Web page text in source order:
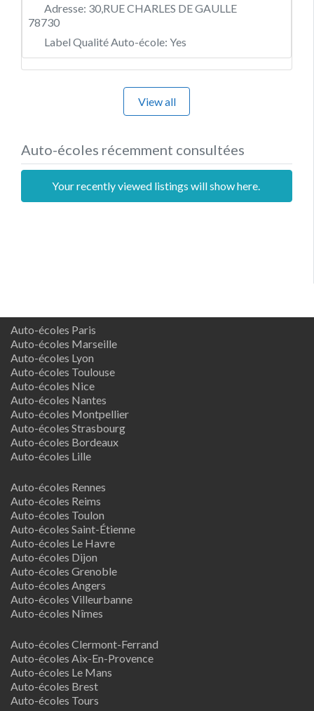
Adresse: 30,RUE CHARLES DE GAULLE
78730
Label Qualité Auto-école: Yes
View all
Auto-écoles récemment consultées
Your recently viewed listings will show here.
Auto-écoles Paris
Auto-écoles Marseille
Auto-écoles Lyon
Auto-écoles Toulouse
Auto-écoles Nice
Auto-écoles Nantes
Auto-écoles Montpellier
Auto-écoles Strasbourg
Auto-écoles Bordeaux
Auto-écoles Lille
Auto-écoles Rennes
Auto-écoles Reims
Auto-écoles Toulon
Auto-écoles Saint-Étienne
Auto-écoles Le Havre
Auto-écoles Dijon
Auto-écoles Grenoble
Auto-écoles Angers
Auto-écoles Villeurbanne
Auto-écoles Nîmes
Auto-écoles Clermont-Ferrand
Auto-écoles Aix-En-Provence
Auto-écoles Le Mans
Auto-écoles Brest
Auto-écoles Tours